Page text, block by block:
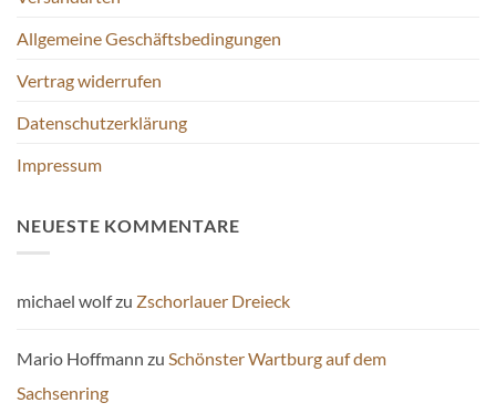
Allgemeine Geschäftsbedingungen
Vertrag widerrufen
Datenschutzerklärung
Impressum
NEUESTE KOMMENTARE
michael wolfzu Zschorlauer Dreieck
Mario Hoffmann zu Schönster Wartburg auf dem
Sachsenring